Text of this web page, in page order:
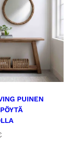
PUINEN